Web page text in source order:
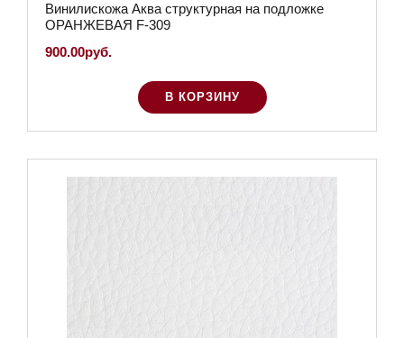
Винилискожа Аква структурная на подложке
ОРАНЖЕВАЯ F-309
900.00руб.
В КОРЗИНУ